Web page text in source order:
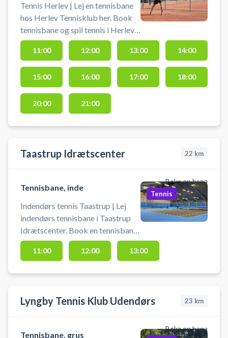
Tennis Herlev | Lej en tennisbane
hos Herlev Tennisklub her. Book
tennisbane og spil tennis i Herlev
på grus tennisbaner hos Herlev
Tennisklub. Der må kun bruges
tennissko på banen. Efterlad
venligst banen fejet og med rene
linjer.
11:00 12:00 13:00 14:00
15:00 16:00 17:00 18:00
20:00 21:00
Taastrup Idrætscenter 22 km
Boka en bana
Tennisbane, inde
Indendørs tennis Taastrup | Lej
indendørs tennisbane i Taastrup
Idrætscenter. Book en tennisbane
og spil indendørs tennis i Taastrup.
Banen må kun benyttes med
planlagt starttidspunkt.
Tennis
11:00 12:00 13:00
Lyngby Tennis Klub Udendørs 23 km
Boka en bana
Tennisbane, grus